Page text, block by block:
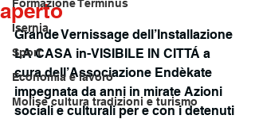
Formazione Terminus
Isernia
Sport
Economia e lavoro
Molise cultura tradizioni e turismo
aperto
Grande Vernissage dell’Installazione
LA CASA in-VISIBILE IN CITTÁ a
cura dell’Associazione Endèkate
impegnata da anni in mirate Azioni
sociali e culturali per e con i detenuti